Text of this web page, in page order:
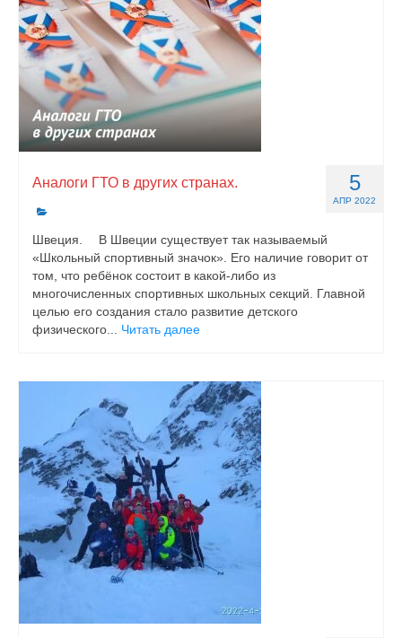
5
АПР 2022
Аналоги ГТО в других странах.
Швеция. ⠀ В Швеции существует так называемый
«Школьный спортивный значок». Его наличие говорит от
том, что ребёнок состоит в какой-либо из
многочисленных спортивных школьных секций. Главной
целью его создания стало развитие детского
физического... Читать далее